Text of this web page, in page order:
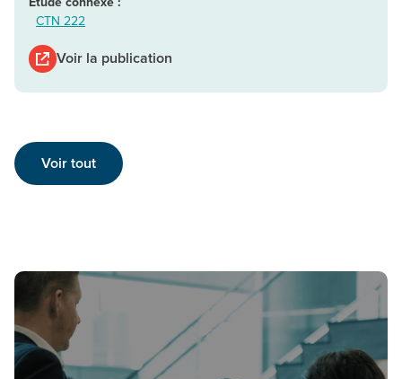
CTN 222
Voir la publication
Voir tout